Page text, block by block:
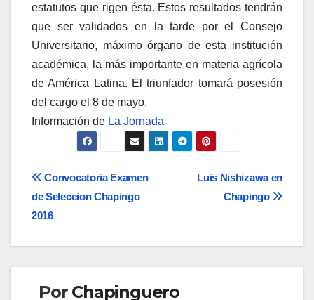
estatutos que rigen ésta. Estos resultados tendrán
que ser validados en la tarde por el Consejo
Universitario, máximo órgano de esta institución
académica, la más importante en materia agrícola
de América Latina. El triunfador tomará posesión
del cargo el 8 de mayo.
Información de La Jornada
Navegación
de
entradas
Luis Nishizawa en
Chapingo
Convocatoria Examen
de Seleccion Chapingo
2016
Por Chapinguero